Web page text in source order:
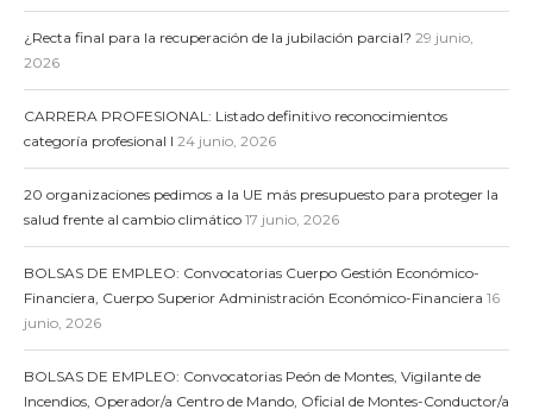
¿Recta final para la recuperación de la jubilación parcial? 29 junio,
2026
CARRERA PROFESIONAL: Listado definitivo reconocimientos
categoría profesional I 24 junio, 2026
20 organizaciones pedimos a la UE más presupuesto para proteger la
salud frente al cambio climático 17 junio, 2026
BOLSAS DE EMPLEO: Convocatorias Cuerpo Gestión Económico-
Financiera, Cuerpo Superior Administración Económico-Financiera 16
junio, 2026
BOLSAS DE EMPLEO: Convocatorias Peón de Montes, Vigilante de
Incendios, Operador/a Centro de Mando, Oficial de Montes-Conductor/a